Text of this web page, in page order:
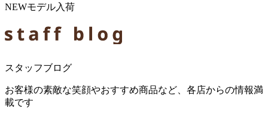
NEWモデル入荷
スタッフブログ
お客様の素敵な笑顔やおすすめ商品など、各店からの情報満
載です